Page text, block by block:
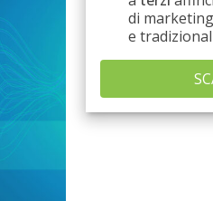
di
e